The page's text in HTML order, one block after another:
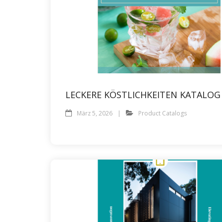
LECKERE KÖSTLICHKEITEN
März 5, 2026 Product Catalogs